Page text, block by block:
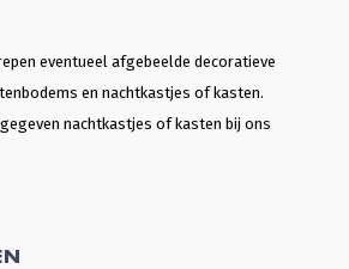
eventueel afgebeelde decoratieve
en nachtkastjes of kasten.
nachtkastjes of kasten bij ons